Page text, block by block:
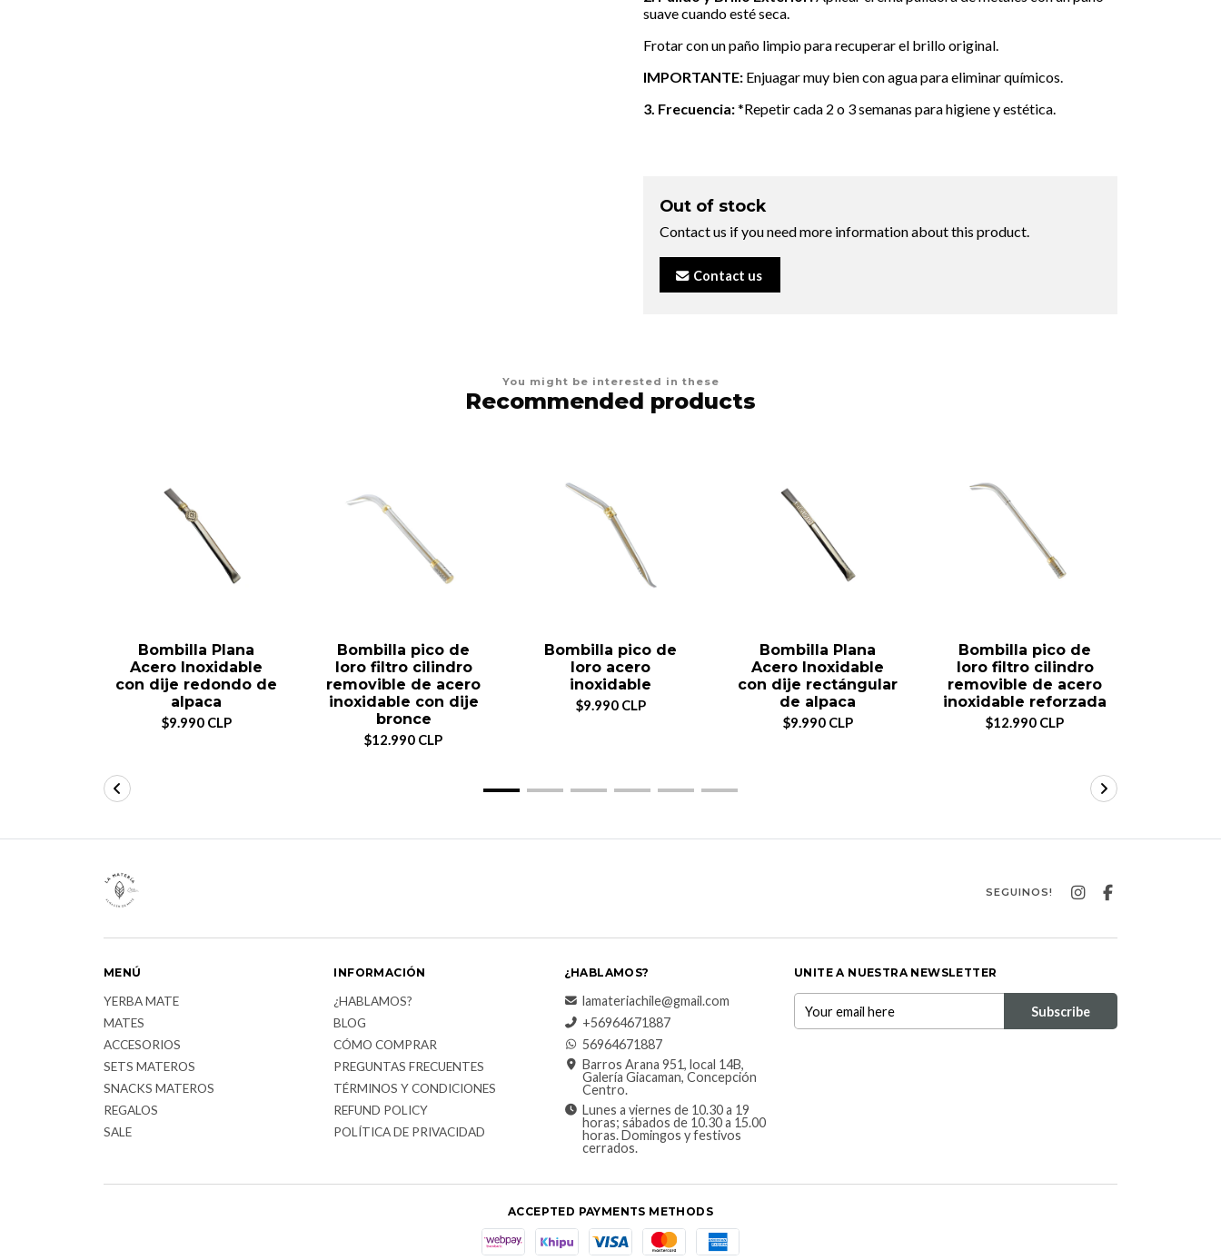
suave cuando esté seca.
Frotar con un paño limpio para recuperar el brillo original.
IMPORTANTE: Enjuagar muy bien con agua para eliminar químicos.
3. Frecuencia:*Repetir cada 2 o 3 semanas para higiene y estética.
Out of stock
Contact us if you need more information about this product.
Contact us
You might be interested in these
Recommended products
Bombilla Plana
Acero Inoxidable
con dije redondo de
alpaca
$9.990 CLP
Bombilla pico de
loro filtro cilindro
removible de acero
inoxidable con dije
bronce
$12.990 CLP
Bombilla pico de
loro acero
inoxidable
$9.990 CLP
Bombilla Plana
Acero Inoxidable
con dije rectángular
de alpaca
$9.990 CLP
Bombilla pico de
loro filtro cilindro
removible de acero
inoxidable reforzada
$12.990 CLP
SEGUINOS!
MENÚ
YERBA MATE
MATES
ACCESORIOS
SETS MATEROS
SNACKS MATEROS
REGALOS
SALE
INFORMACIÓN
¿HABLAMOS?
BLOG
CÓMO COMPRAR
PREGUNTAS FRECUENTES
TÉRMINOS Y CONDICIONES
REFUND POLICY
POLÍTICA DE PRIVACIDAD
¿HABLAMOS?
lamateriachile@gmail.com
+56964671887
56964671887
Barros Arana 951, local 14B,
Galería Giacaman, Concepción
Centro.
Lunes a viernes de 10.30 a 19
horas; sábados de 10.30 a 15.00
horas. Domingos y festivos
cerrados.
UNITE A NUESTRA NEWSLETTER
ACCEPTED PAYMENTS METHODS